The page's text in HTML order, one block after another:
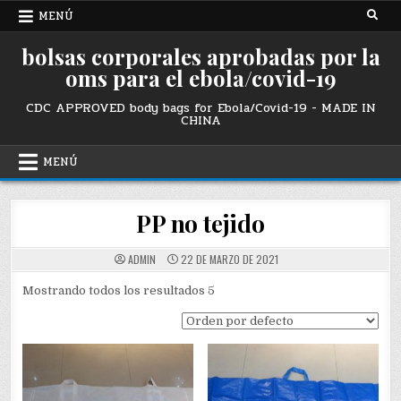
MENÚ
bolsas corporales aprobadas por la
oms para el ebola/covid-19
CDC APPROVED body bags for Ebola/Covid-19 - MADE IN
CHINA
MENÚ
PP no tejido
ADMIN 22 DE MARZO DE 2021
Mostrando todos los resultados 5